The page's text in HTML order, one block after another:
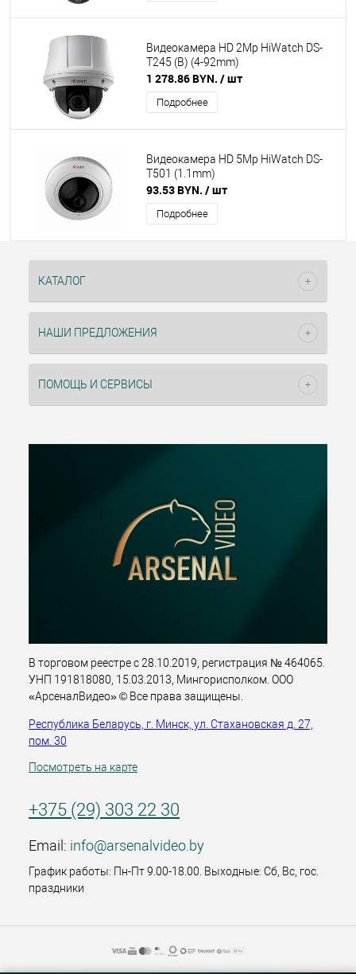
Видеокамера HD 2Mp HiWatch DS-
T245 (B) (4-92mm)
1 278.86 BYN. / шт
Подробнее
Видеокамера HD 5Mp HiWatch DS-
T501 (1.1mm)
93.53 BYN. / шт
Подробнее
КАТАЛОГ
НАШИ ПРЕДЛОЖЕНИЯ
ПОМОЩЬ И СЕРВИСЫ
В торговом реестре с 28.10.2019, регистрация № 464065.
УНП 191818080, 15.03.2013, Мингорисполком. ООО
«АрсеналВидео» © Все права защищены.
Республика Беларусь, г. Минск, ул. Стахановская д. 27,
пом. 30
Посмотреть на карте
+375 (29) 303 22 30
Email: info@arsenalvideo.by
График работы: Пн-Пт 9.00-18.00. Выходные: Сб, Вс, гос.
праздники